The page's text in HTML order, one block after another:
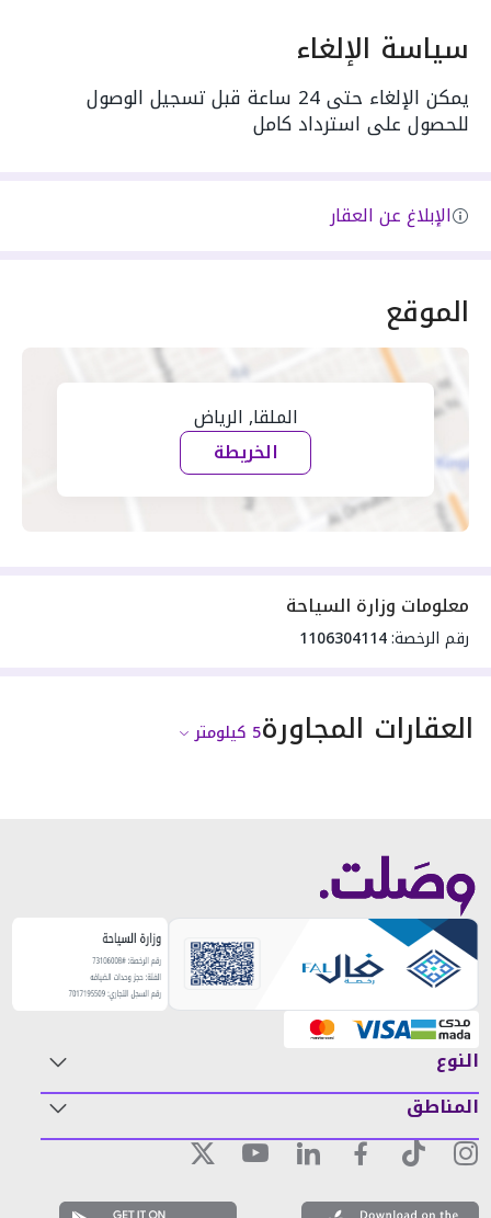
سياسة الإلغاء
يمكن الإلغاء حتى 24 ساعة قبل تسجيل الوصول
للحصول على استرداد كامل
الإبلاغ عن العقار
الموقع
الملقا, الرياض
الخريطة
معلومات وزارة السياحة
رقم الرخصة:1106304114
العقارات المجاورة5 كيلومتر
النوع
المناطق